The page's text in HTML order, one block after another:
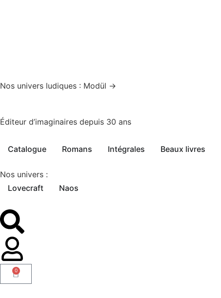
Nos univers ludiques : Modül →
Éditeur d’imaginaires depuis 30 ans
Catalogue Romans Intégrales Beaux livres
Nos univers :
Lovecraft
Naos
0